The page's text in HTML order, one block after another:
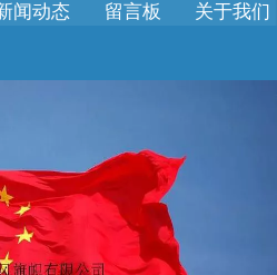
闻动态 留言板 关于我们